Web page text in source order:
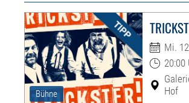
Bühne
Mi.
20:00
Hof